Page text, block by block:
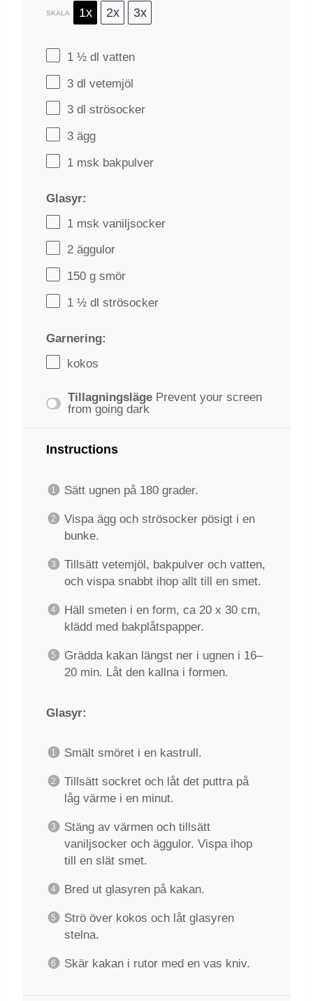
SKALA 1x 2x 3x
1 ½ dl vatten
3 dl vetemjöl
3 dl strösocker
3 ägg
1 msk bakpulver
Glasyr:
1 msk vaniljsocker
2 äggulor
150 g smör
1 ½ dl strösocker
Garnering:
kokos
Tillagningsläge Prevent your screen
from going dark
Instructions
Sätt ugnen på 180 grader.
Vispa ägg och strösocker pösigt i en
bunke.
Tillsätt vetemjöl, bakpulver och vatten,
och vispa snabbt ihop allt till en smet.
Häll smeten i en form, ca 20 x 30 cm,
klädd med bakplåtspapper.
Grädda kakan längst ner i ugnen i 16–
20 min. Låt den kallna i formen.
Glasyr:
Smält smöret i en kastrull.
Tillsätt sockret och låt det puttra på
låg värme i en minut.
Stäng av värmen och tillsätt
vaniljsocker och äggulor. Vispa ihop
till en slät smet.
Bred ut glasyren på kakan.
Strö över kokos och låt glasyren
stelna.
Skär kakan i rutor med en vas kniv.